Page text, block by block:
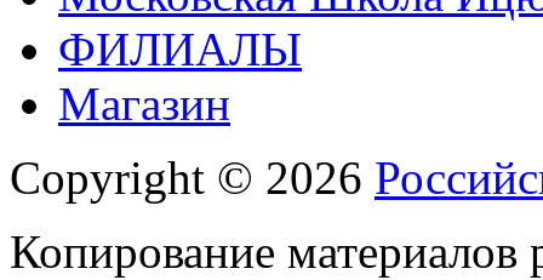
ФИЛИАЛЫ
Магазин
Copyright © 2026
Копирование материалов